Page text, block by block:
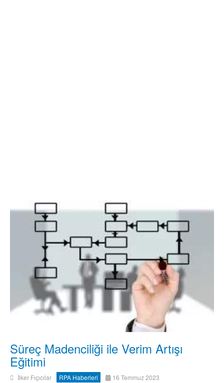
Süreç Madenciliği ile Verim Artışı
Eğitimi
İlker Fıçıcılar RPA Haberleri
16 Temmuz 2023